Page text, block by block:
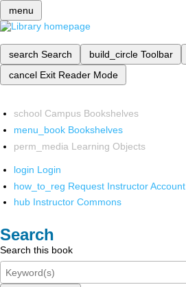
menu
search Search build_circle Toolbar
cancel Exit Reader Mode
school Campus Bookshelves
menu_book Bookshelves
perm_media Learning Objects
login Login
how_to_reg Request Instructor Account
hub Instructor Commons
Search
Search this book